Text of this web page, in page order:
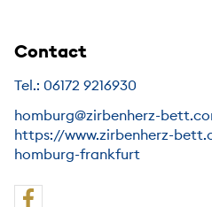
Contact
Tel.: 06172 9216930
homburg@zirbenherz-
https://www.zirbenherz-
homburg-frankfurt